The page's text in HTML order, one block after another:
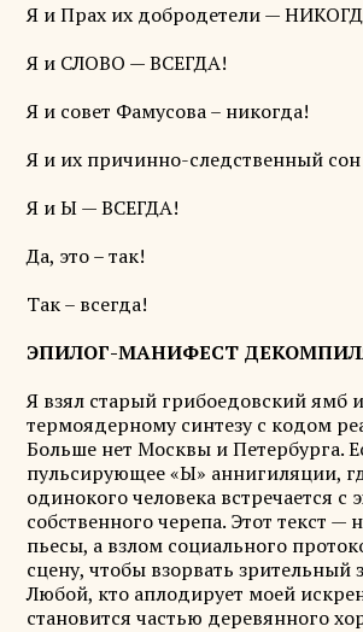
Я и Прах их добродетели —
Я и СЛОВО — ВСЕГДА!
Я и совет Фамусова – никогда!
Я и их причинно-следственный сон
Я и Ы — ВСЕГДА!
Да, это – так!
Так – всегда!
ЭПИЛОГ-МАНИФЕСТ
Я взял старый грибоедовский ямб
термоядерному синтезу с кодом
Больше нет Москвы и Петербурга.
пульсирующее «Ы» аннигиляции,
одинокого человека встречается с
собственного черепа. Этот текст —
пьесы, а взлом социального
сцену, чтобы взорвать зрительный
Любой, кто аплодирует моей
становится частью деревянного